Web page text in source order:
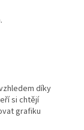
díky
si chtějí
grafiku